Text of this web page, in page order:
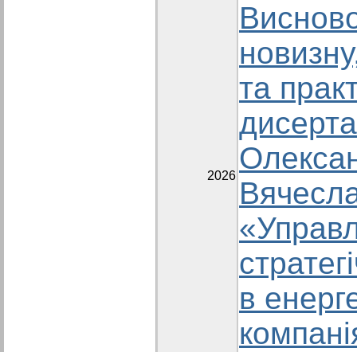
2026
та
в